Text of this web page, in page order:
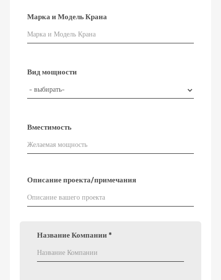
Марка и Модель Крана
Вид мощности
Вместимость
Описание проекта/примечания
Название Компании *